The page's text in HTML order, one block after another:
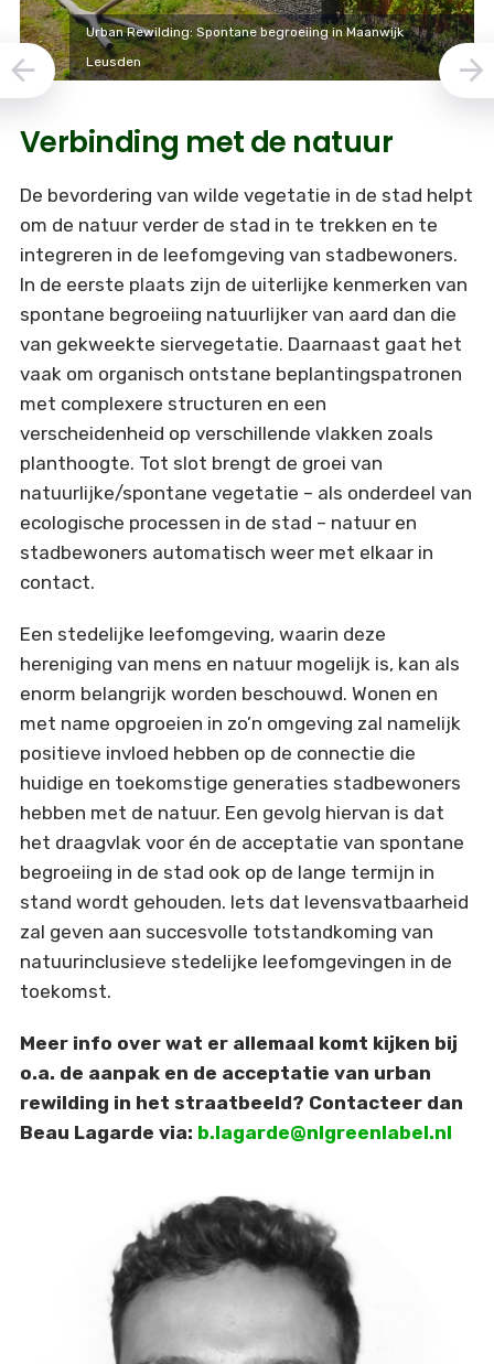
Urban Rewilding: Spontane begroeiing in Maanwijk
Leusden
Verbinding met de natuur
De bevordering van wilde vegetatie in de stad helpt
om de natuur verder de stad in te trekken en te
integreren in de leefomgeving van stadbewoners.
In de eerste plaats zijn de uiterlijke kenmerken van
spontane begroeiing natuurlijker van aard dan die
van gekweekte siervegetatie. Daarnaast gaat het
vaak om organisch ontstane beplantingspatronen
met complexere structuren en een
verscheidenheid op verschillende vlakken zoals
planthoogte. Tot slot brengt de groei van
natuurlijke/spontane vegetatie – als onderdeel van
ecologische processen in de stad – natuur en
stadbewoners automatisch weer met elkaar in
contact.
Een stedelijke leefomgeving, waarin deze
hereniging van mens en natuur mogelijk is, kan als
enorm belangrijk worden beschouwd. Wonen en
met name opgroeien in zo’n omgeving zal namelijk
positieve invloed hebben op de connectie die
huidige en toekomstige generaties stadbewoners
hebben met de natuur. Een gevolg hiervan is dat
het draagvlak voor én de acceptatie van spontane
begroeiing in de stad ook op de lange termijn in
stand wordt gehouden. Iets dat levensvatbaarheid
zal geven aan succesvolle totstandkoming van
natuurinclusieve stedelijke leefomgevingen in de
toekomst.
Meer info over wat er allemaal komt kijken bij
o.a. de aanpak en de acceptatie van urban
rewilding in het straatbeeld? Contacteer dan
Beau Lagarde via: b.lagarde@nlgreenlabel.nl